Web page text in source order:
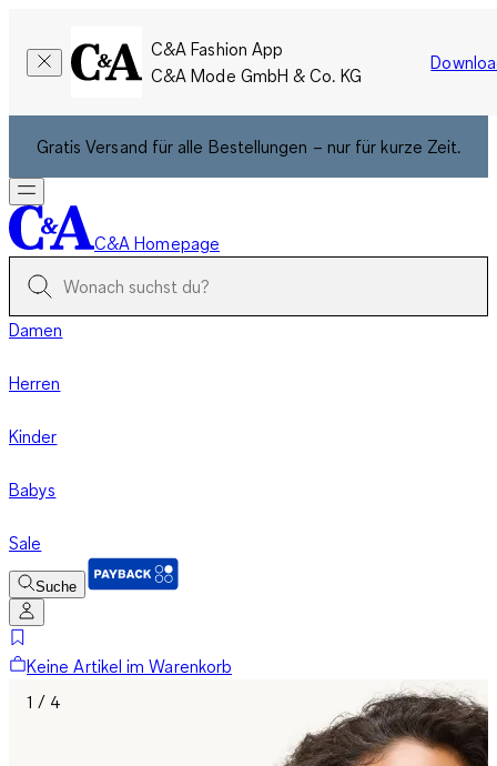
C&A Fashion App
C&A Mode GmbH & Co. KG
Gratis Versand für alle Bestellungen – nur für kurze Zeit.
C&A Homepage
Damen
Herren
Kinder
Babys
Sale
Suche
Keine Artikel im Warenkorb
1 / 4